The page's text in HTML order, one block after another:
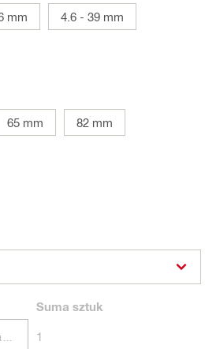
mm 4.6 - 39 mm
65 mm 82 mm
Suma sztuk
1